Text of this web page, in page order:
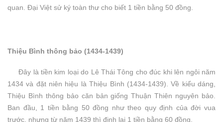
quan. Đại Việt sử ký toàn thư cho biết 1 tiền bằng 50 đồng.
Thiệu Bình thông bảo (1434-1439)
Đây là tiền kim loại do Lê Thái Tông cho đúc khi lên ngôi năm
1434 và đặt niên hiệu là Thiệu Bình (1434-1439). Về kiểu dáng,
Thiệu Bình thông bảo căn bản giống Thuận Thiên nguyên bảo.
Ban đầu, 1 tiền bằng 50 đồng như theo quy định của đời vua
trước, nhưng từ năm 1439 thì định lại 1 tiền bằng 60 đồng.